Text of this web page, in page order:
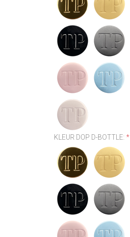
KLEUR DOP D-BOTTLE:*